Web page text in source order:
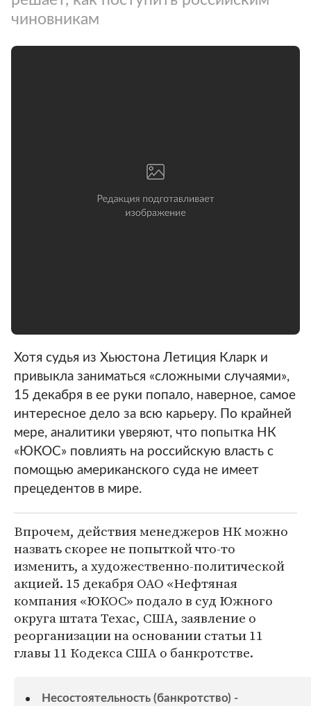
чиновникам
Хотя судья из Хьюстона Летиция Кларк и
привыкла заниматься «сложными случаями»,
15 декабря в ее руки попало, наверное, самое
интересное дело за всю карьеру. По крайней
мере, аналитики уверяют, что попытка НК
«ЮКОС» повлиять на российскую власть с
помощью американского суда не имеет
прецедентов в мире.
Впрочем, действия менеджеров НК можно
назвать скорее не попыткой что-то
изменить, а художественно-политической
акцией. 15 декабря ОАО «Нефтяная
компания «ЮКОС» подало в суд Южного
округа штата Техас, США, заявление о
реорганизации на основании статьи 11
главы 11 Кодекса США о банкротстве.
Несостоятельность (банкротство) -